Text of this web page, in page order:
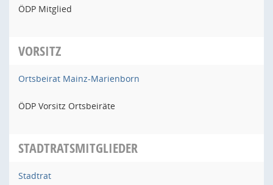
ÖDP Mitglied
VORSITZ
Ortsbeirat Mainz-Marienborn
ÖDP Vorsitz Ortsbeiräte
STADTRATSMITGLIEDER
Stadtrat